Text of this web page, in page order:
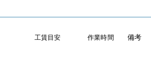
工賃目安 作業時間 備考